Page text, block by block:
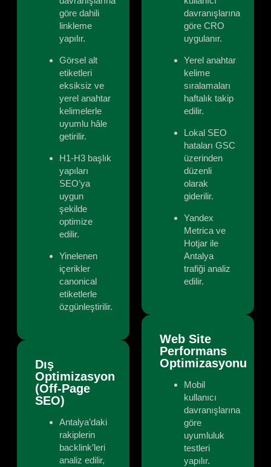
göre dahili
linkleme
yapılır.
Görsel alt
etiketleri
eksiksiz ve
yerel anahtar
kelimelerle
uyumlu hâle
getirilir.
H1-H3 başlık
yapıları
SEO’ya
uygun
şekilde
optimize
edilir.
Yinelenen
içerikler
canonical
etiketlerle
özgünleştirilir.
Dış
Optimizasyon
(Off-Page
SEO)
Antalya’daki
rakiplerin
backlink’leri
analiz edilir,
davranışlarına
göre CRO
uygulanır.
Yerel anahtar
kelime
sıralamaları
haftalık takip
edilir.
Lokal SEO
hataları GSC
üzerinden
düzenli
olarak
giderilir.
Yandex
Metrica ve
Hotjar ile
Antalya
trafiği analiz
edilir.
Web Site
Performans
Optimizasyonu
Mobil
kullanıcı
davranışlarına
göre
uyumluluk
testleri
yapılır.